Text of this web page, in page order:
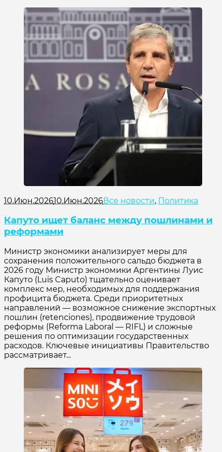
10.Июн.202610.Июн.2026Все новости, Политика
Капуто ищет баланс между пошлинами и
реформами
Министр экономики анализирует меры для
сохранения положительного сальдо бюджета в
2026 году Министр экономики Аргентины Луис
Капуто (Luis Caputo) тщательно оценивает
комплекс мер, необходимых для поддержания
профицита бюджета. Среди приоритетных
направлений — возможное снижение экспортных
пошлин (retenciones), продвижение трудовой
реформы (Reforma Laboral — RIFL) и сложные
решения по оптимизации государственных
расходов. Ключевые инициативы Правительство
рассматривает...